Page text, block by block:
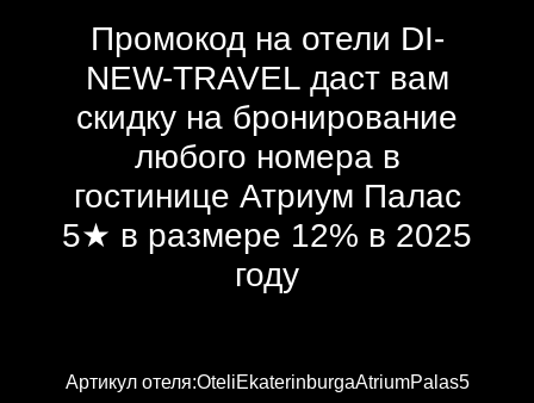
Промокод на отели DI-
NEW-TRAVEL даст вам
скидку на бронирование
любого номера в
гостинице Атриум Палас
5★ в размере 12% в 2025
году
Артикул отеля:OteliEkaterinburgaAtriumPalas5